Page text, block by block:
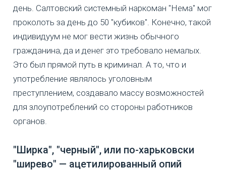
день. Салтовский системный наркоман "Нема" мог
проколоть за день до 50 "кубиков". Конечно, такой
индивидуум не мог вести жизнь обычного
гражданина, да и денег это требовало немалых.
Это был прямой путь в криминал. А то, что и
употребление являлось уголовным
преступлением, создавало массу возможностей
для злоупотреблений со стороны работников
органов.
"Ширка", "черный", или по-харьковски
"ширево" — ацетилированный опий